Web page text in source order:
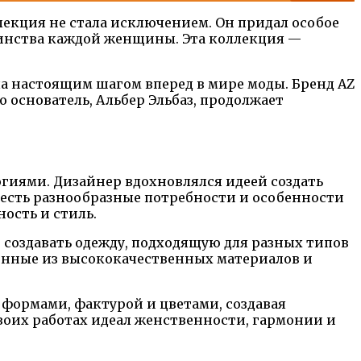
не стала исключением. Он придал особое
каждой женщины. Эта коллекция —
настоящим шагом вперед в мире моды. Бренд AZ
Альбер Эльбаз, продолжает
Дизайнер вдохновлялся идеей создать
разнообразные потребности и особенности
и стиль.
одежду, подходящую для разных типов
из высококачественных материалов и
фактурой и цветами, создавая
работах идеал женственности, гармонии и